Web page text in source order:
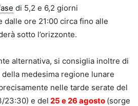
di 5,2 e 6,2 giorni
ore 21:00 circa fino alle
sotto l’orizzonte.
alternativa, si consiglia inoltre di
medesima regione lunare
nelle tarde serate del
23:30) e del 25 e 26 agosto (sorge